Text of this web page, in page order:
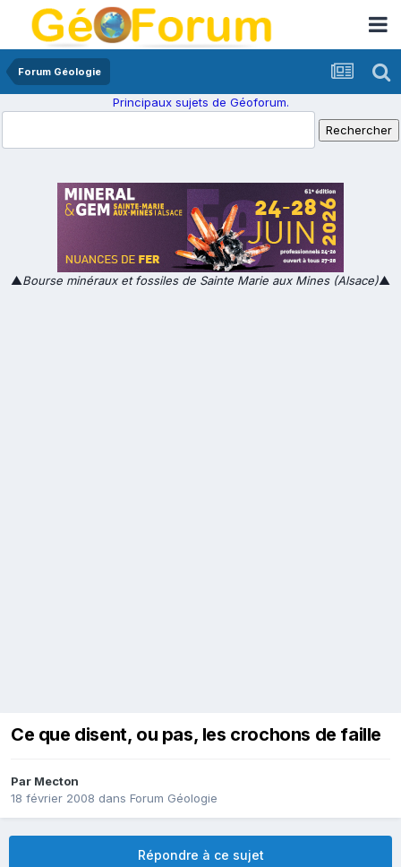
Forum Géologie
Principaux sujets de Géoforum.
▲Bourse minéraux et fossiles de Sainte Marie aux Mines (Alsace)▲
Ce que disent, ou pas, les crochons de faille
Par Mecton
18 février 2008 dans Forum Géologie
Répondre à ce sujet